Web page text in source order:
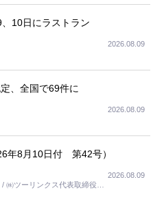
10日にラストラン
2026.08.09
、全国で69件に
2026.08.09
年8月10日付 第42号）
㈱ツーリンクス代表取締役社
2026.08.09